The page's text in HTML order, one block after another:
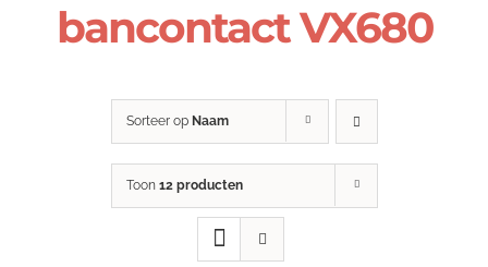
bancontact VX680
Sorteer op Naam
Toon 12 producten